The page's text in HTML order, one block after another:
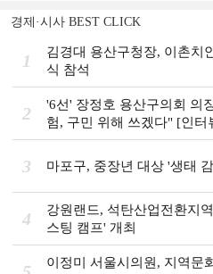
경제·시사 BEST CLICK
1
김경대 용산구청장, 이촌치
식 참석
2
'6선' 장정호 용산구의회 의
험, 구민 위해 쓰겠다" [인터
3 마포구, 중장년 대상 '생태
4
강원랜드, 석탄산업전환지
스팅 캠프' 개최
이정미 서울시의원, 지역문